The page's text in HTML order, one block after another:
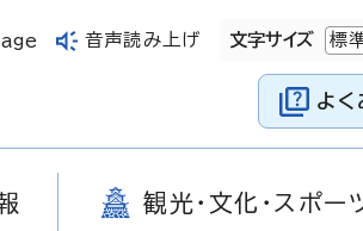
音声読み上げ 文字サイズ 標
よく
観光・文化・スポー